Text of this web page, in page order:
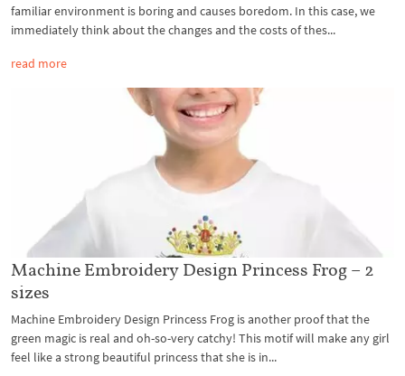
familiar environment is boring and causes boredom. In this case, we
immediately think about the changes and the costs of thes...
read more
Machine Embroidery Design Princess Frog – 2
sizes
Machine Embroidery Design Princess Frog is another proof that the
green magic is real and oh-so-very catchy! This motif will make any girl
feel like a strong beautiful princess that she is in...